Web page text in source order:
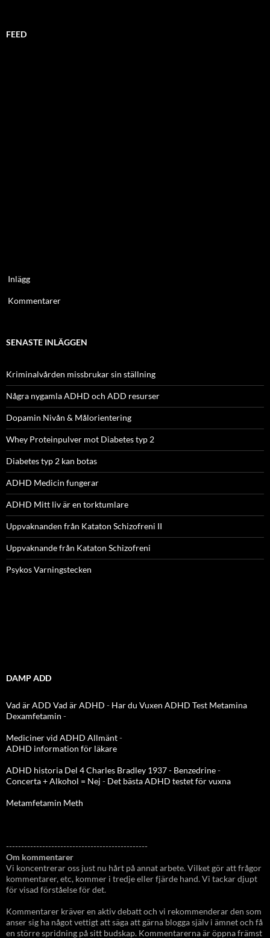
FEED
Inlägg
Kommentarer
SENASTE INLÄGGEN
Kriminalvården missbrukar sin ställning
Några nygamla ADHD och ADD resurser
Dopamin Nivån & Målorientering
Whey Proteinpulver mot Diabetes typ 2
Diabetes typ 2 kan botas
ADHD Medicin fungerar
ADHD Mitt liv är en torktumlare
Uppvaknanden från Kataton Schizofreni II
Uppvaknande från Kataton Schizofreni
Psykos Varningstecken
DAMP ADD
Vad är ADD Vad är ADHD - Har du Vuxen ADHD Test Metamina
Dexamfetamin -
Mediciner vid ADHD Allmänt-
ADHD information för läkare
ADHD historia Del 4 Charles Bradley 1937 - Benzedrine-
Concerta + Alkohol = Nej - Det bästa ADHD testet för vuxna
Metamfetamin Meth
-----------------------------------------------
Om kommentarer
Vi koncentrerar oss just nu hårt på annat arbete. Vilket gör att frågor
kommentarer, etc, kommer i tredje eller fjärde hand. Vi tackar djupt
för visad förståelse för det.
Kommentarer kräver en aktiv debatt och vi rekommenderar den som
anser sig ha något vettigt att säga att gärna blogga själv i ämnet och få
en större spridning på sitt budskap. Kommentarerna är öppna främst